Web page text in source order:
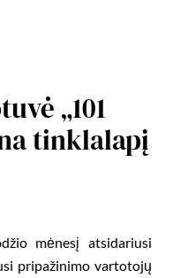
„101
tinklalapį
mėnesį atsidariusi
pripažinimo vartotojų